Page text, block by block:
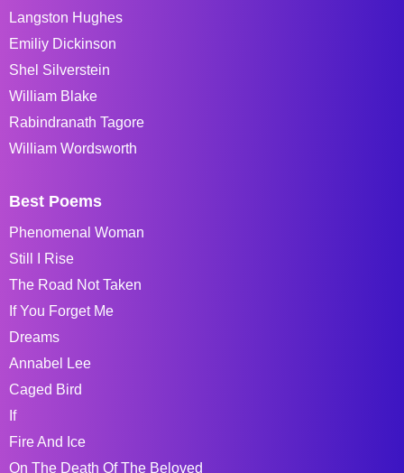
Langston Hughes
Emiliy Dickinson
Shel Silverstein
William Blake
Rabindranath Tagore
William Wordsworth
Best Poems
Phenomenal Woman
Still I Rise
The Road Not Taken
If You Forget Me
Dreams
Annabel Lee
Caged Bird
If
Fire And Ice
On The Death Of The Beloved